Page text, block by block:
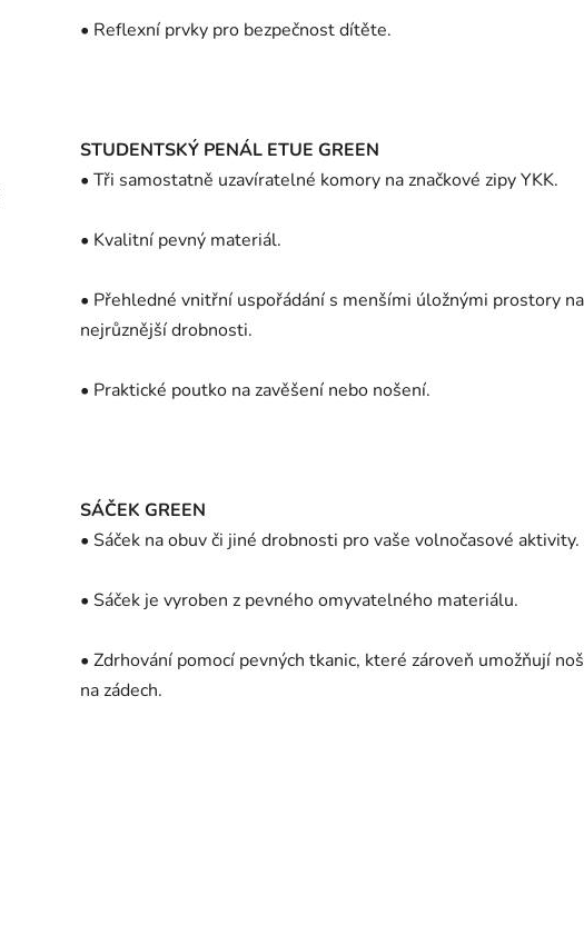
• Reflexní prvky pro bezpečnost dítěte.
STUDENTSKÝ PENÁL ETUE GREEN
• Tři samostatně uzavíratelné komory na značkové zipy YKK.
• Kvalitní pevný materiál.
• Přehledné vnitřní uspořádání s menšími úložnými prostory na
nejrůznější drobnosti.
• Praktické poutko na zavěšení nebo nošení.
SÁČEK GREEN
• Sáček na obuv či jiné drobnosti pro vaše volnočasové aktivity.
• Sáček je vyroben z pevného omyvatelného materiálu.
• Zdrhování pomocí pevných tkanic, které zároveň umožňují
na zádech.